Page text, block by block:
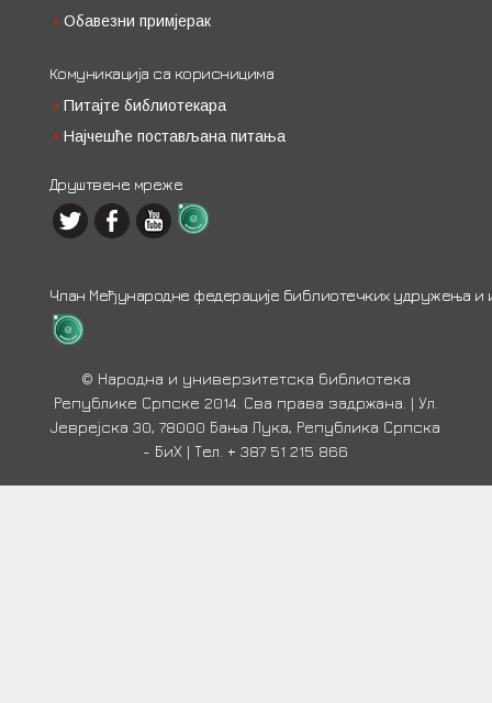
Обавезни примјерак
Комуникација са корисницима
Питајте библиотекара
Најчешће постављана питања
Друштвене мреже
Члан Међународне федерације библиотечких удружења и
© Народна и универзитетска библиотека
Републике Српске 2014. Сва права задржана. | Ул.
Јеврејска 30, 78000 Бања Лука, Република Српска
- БиХ | Тел. + 387 51 215 866